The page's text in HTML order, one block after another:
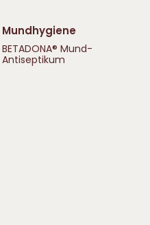
Mundhygiene
BETADONA® Mund-
Antiseptikum